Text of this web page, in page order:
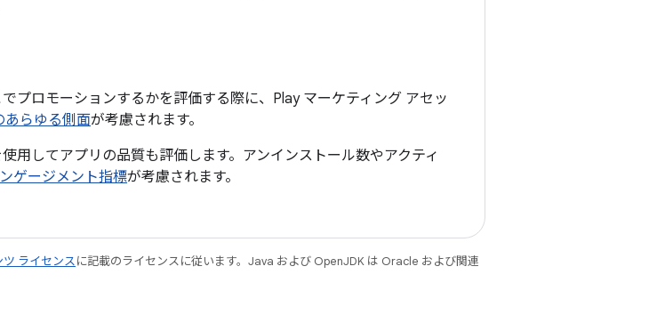
プロモーションするかを評価する際に、Play マーケティング アセッ
あらゆる側面が考慮されます。
用してアプリの品質も評価します。アンインストール数やアクティ
ゲージメント指標が考慮されます。
ツ ライセンスに記載のライセンスに従います。Java および OpenJDK は Oracle および関連